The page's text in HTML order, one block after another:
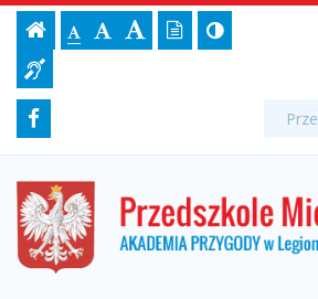
Pracownicy
przedszkola
Przedszkole
Miejskie
nr
Ustawienia
strony
Strona
główna
Czcionka,
jejCzcionkaCzcionka
Czcionka
Wersja
tekstowa
Kontrast
(włącz/
Informacja
dla
Media
społecznościowe
Facebook
fraza:
Przedszkole
Miejskie
nr
w